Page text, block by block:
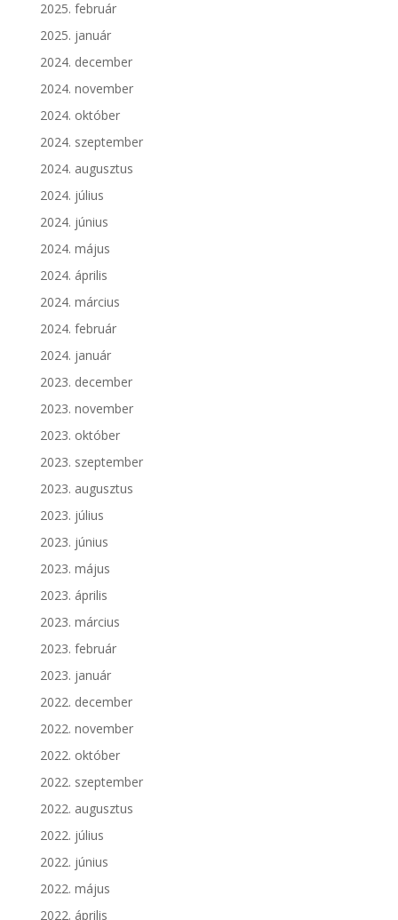
2025. február
2025. január
2024. december
2024. november
2024. október
2024. szeptember
2024. augusztus
2024. július
2024. június
2024. május
2024. április
2024. március
2024. február
2024. január
2023. december
2023. november
2023. október
2023. szeptember
2023. augusztus
2023. július
2023. június
2023. május
2023. április
2023. március
2023. február
2023. január
2022. december
2022. november
2022. október
2022. szeptember
2022. augusztus
2022. július
2022. június
2022. május
2022. április